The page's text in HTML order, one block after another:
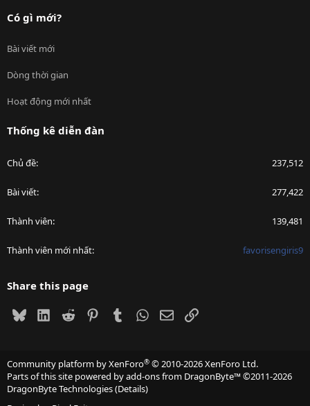
Có gì mới?
Bài viết mới
Dòng thời gian
Hoạt động mới nhất
Thống kê diễn đàn
Chủ đề 237,512
Bài viết 277,422
Thành viên 139,481
Thành viên mới nhất favorisengiris9
Share this page
BlueskyLinkedIn
Reddit PinterestTumblrWhatsApp
EmailLink
Community platform by XenForo® © 2010-2026 XenForo Ltd.
Parts of this site powered byadd-ons from DragonByte™©2011-2026
DragonByte Technologies(Details)